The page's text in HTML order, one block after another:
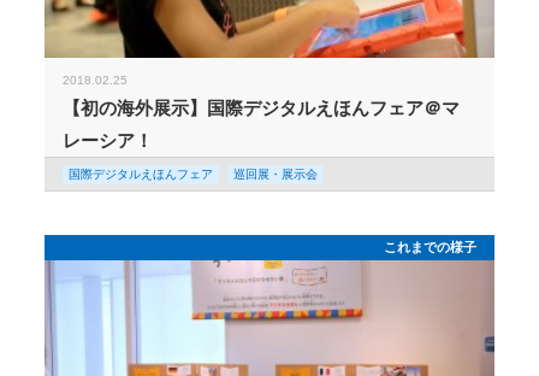
2018.02.25
【初の海外展示】国際デジタルえほんフェア＠マ
レーシア！
国際デジタルえほんフェア 巡回展・展示会
これまでの様子